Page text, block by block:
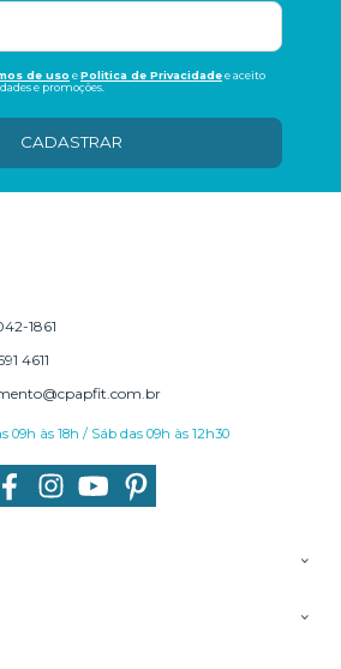
de uso ePolitica de Privacidadee aceito
e promoções.
CADASTRAR
1861
4611
09h às 18h / Sáb das 09h às 12h30